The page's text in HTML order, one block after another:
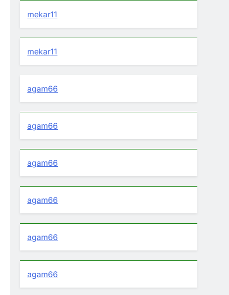
mekar11
mekar11
agam66
agam66
agam66
agam66
agam66
agam66